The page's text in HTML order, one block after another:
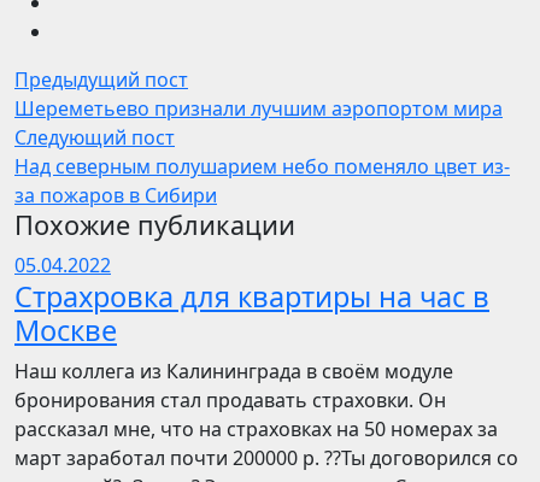
Предыдущий пост
Шереметьево признали лучшим аэропортом мира
Следующий пост
Над северным полушарием небо поменяло цвет из-
за пожаров в Сибири
Похожие публикации
05.04.2022
Страхровка для квартиры на час в
Москве
Наш коллега из Калининграда в своём модуле
бронирования стал продавать страховки. Он
рассказал мне, что на страховках на 50 номерах за
март заработал почти 200000 р. ??Ты договорился со